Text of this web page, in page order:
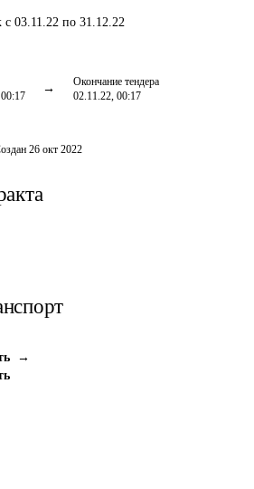
с 03.11.22 по 31.12.22
Окончание тендера
02.11.22, 00:17
26 окт 2022
→